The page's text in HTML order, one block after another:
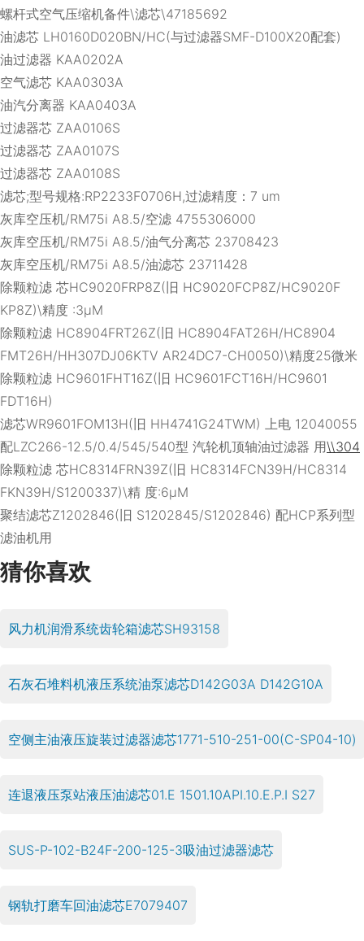
螺杆式空气压缩机备件\滤芯\47185692
油滤芯 LH0160D020BN/HC(与过滤器SMF-D100X20配套)
油过滤器 KAA0202A
空气滤芯 KAA0303A
油汽分离器 KAA0403A
过滤器芯 ZAA0106S
过滤器芯 ZAA0107S
过滤器芯 ZAA0108S
滤芯;型号规格:RP2233F0706H,过滤精度：7 um
灰库空压机/RM75i A8.5/空滤 4755306000
灰库空压机/RM75i A8.5/油气分离芯 23708423
灰库空压机/RM75i A8.5/油滤芯 23711428
除颗粒滤 芯HC9020FRP8Z(旧 HC9020FCP8Z/HC9020F
KP8Z)\精度 :3μM
除颗粒滤 HC8904FRT26Z(旧 HC8904FAT26H/HC8904
FMT26H/HH307DJ06KTV AR24DC7-CH0050)\精度25微米
除颗粒滤 HC9601FHT16Z(旧 HC9601FCT16H/HC9601
FDT16H)
滤芯WR9601FOM13H(旧 HH4741G24TWM) 上电 12040055
配LZC266-12.5/0.4/545/540型 汽轮机顶轴油过滤器 用\\304
除颗粒滤 芯HC8314FRN39Z(旧 HC8314FCN39H/HC8314
FKN39H/S1200337)\精 度:6μM
聚结滤芯Z1202846(旧 S1202845/S1202846) 配HCP系列型
滤油机用
猜你喜欢
风力机润滑系统齿轮箱滤芯SH93158
石灰石堆料机液压系统油泵滤芯D142G03A D142G10A
空侧主油液压旋装过滤器滤芯1771-510-251-00(C-SP04-10)
连退液压泵站液压油滤芯01.E 1501.10API.10.E.P.I S27
SUS-P-102-B24F-200-125-3吸油过滤器滤芯
钢轨打磨车回油滤芯E7079407